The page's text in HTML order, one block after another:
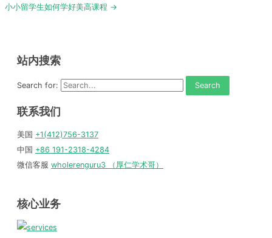
小小留学生如何学好美高课程 →
站内搜索
Search for:
联系我们
美国 +1(412)756-3137
中国 +86 191-2318-4284
微信客服 wholerenguru3 （厚仁学术哥）
核心业务